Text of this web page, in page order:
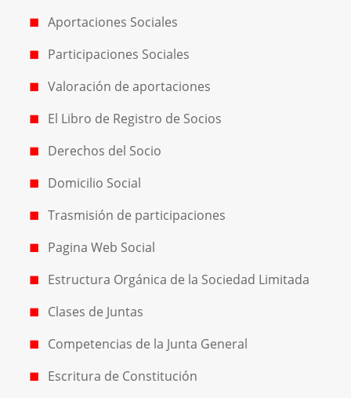
Aportaciones Sociales
Participaciones Sociales
Valoración de aportaciones
El Libro de Registro de Socios
Derechos del Socio
Domicilio Social
Trasmisión de participaciones
Pagina Web Social
Estructura Orgánica de la Sociedad Limitada
Clases de Juntas
Competencias de la Junta General
Escritura de Constitución